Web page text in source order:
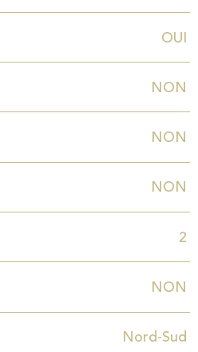
OUI
NON
NON
NON
2
NON
Nord-Sud